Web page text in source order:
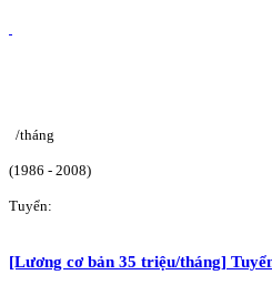
/tháng
(1986 - 2008)
Tuyển:
[Lương cơ bản 35 triệu/tháng]